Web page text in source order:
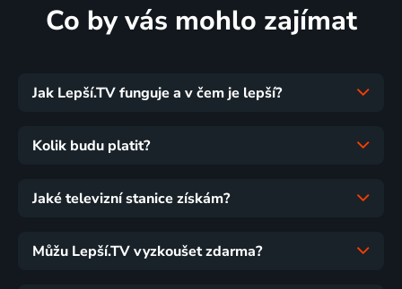
Co by vás mohlo zajímat
Jak Lepší.TV funguje a v čem je lepší?
Kolik budu platit?
Jaké televizní stanice získám?
Můžu Lepší.TV vyzkoušet zdarma?